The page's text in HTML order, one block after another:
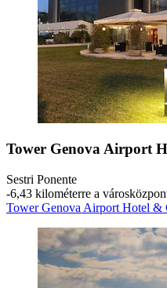
Tower Genova Airport
Sestri Ponente
‐6,43 kilométerre a
Tower Genova Airport Hotel &